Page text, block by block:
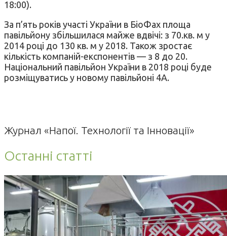
18:00).
За п’ять років участі України в БіоФах площа
павільйону збільшилася майже вдвічі: з 70.кв. м у
2014 році до 130 кв. м у 2018. Також зростає
кількість компаній-експонентів — з 8 до 20.
Національний павільйон України в 2018 році буде
розміщуватись у новому павільйоні 4А.
Журнал «Напої. Технології та Інновації»
Останні статті